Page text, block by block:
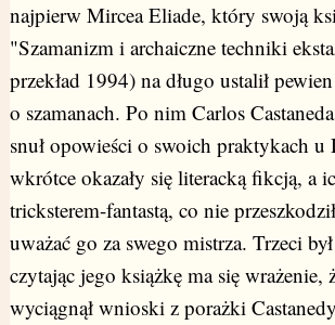
najpierw Mircea Eliade, który swoją
"Szamanizm i archaiczne techniki
przekład 1994) na długo ustalił
o szamanach. Po nim Carlos
snuł opowieści o swoich praktykach u
wkrótce okazały się literacką fikcją, a
tricksterem-fantastą, co nie
uważać go za swego mistrza. Trzeci
czytając jego książkę ma się wrażenie,
wyciągnął wnioski z porażki